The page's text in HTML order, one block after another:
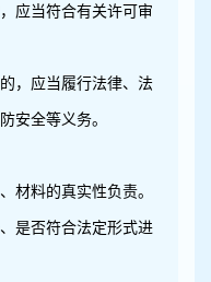
应当符合有关许可审
，应当履行法律、法
安全等义务。
材料的真实性负责。
是否符合法定形式进